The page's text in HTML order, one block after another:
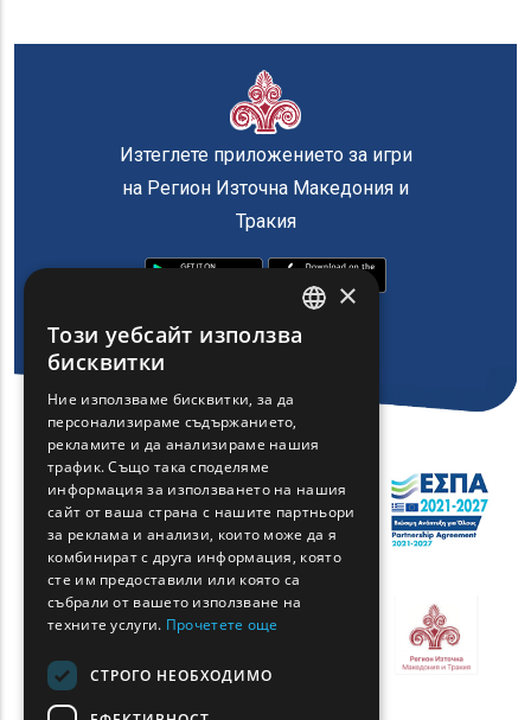
Изтеглете приложението за игри
на Регион Източна Македония и
Тракия
ENGLISH
FRENCH
ROMANIAN
TURKISH
×
Този уебсайт използва
бисквитки
Ние използваме бисквитки, за да
персонализираме съдържанието,
рекламите и да анализираме нашия
трафик. Също така споделяме
информация за използването на нашия
сайт от ваша страна с нашите партньори
за реклама и анализи, които може да я
комбинират с друга информация, която
сте им предоставили или която са
събрали от вашето използване на
техните услуги. Прочетете още
СТРОГО НЕОБХОДИМО